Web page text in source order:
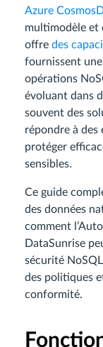
Azure
multimodèle et
offre des
fournissent
opérations
évoluant dans
souvent des
répondre à
protéger
sensibles.
Ce guide
des données
comment
DataSunrise
sécurité
des politiques
conformité.